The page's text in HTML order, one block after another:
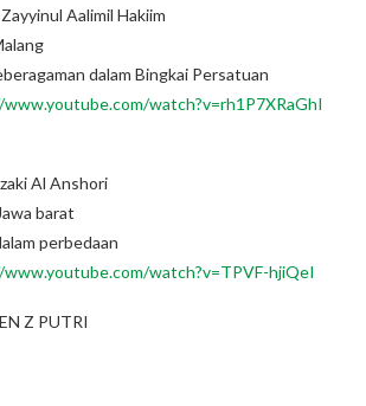
Aalimil Hakiim
dalam Bingkai Persatuan
watch?v=rh1P7XRaGhI
Al Anshori
barat
perbedaan
watch?v=TPVF-hjiQeI
Z PUTRI